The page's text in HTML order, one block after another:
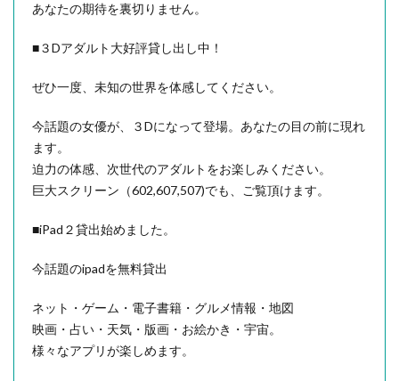
あなたの期待を裏切りません。
■３Dアダルト大好評貸し出し中！
ぜひ一度、未知の世界を体感してください。
今話題の女優が、３Dになって登場。あなたの目の前に現れ
ます。
迫力の体感、次世代のアダルトをお楽しみください。
巨大スクリーン（602,607,507)でも、ご覧頂けます。
■iPad２貸出始めました。
今話題のipadを無料貸出
ネット・ゲーム・電子書籍・グルメ情報・地図
映画・占い・天気・版画・お絵かき・宇宙。
様々なアプリが楽しめます。